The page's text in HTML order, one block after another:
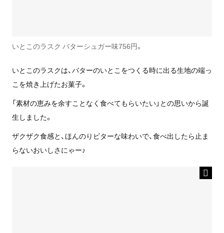
いとこのラスク バターシュガー味756円。
いとこのラスクは、バターのいとこをつくる時に出る生地の端っ
こを焼き上げたお菓子。
「素材の恵みを余すことなく食べてもらいたい」との思いから誕
生しました。
ザクザク食感と、ほんのりビターな味わいで、食べ出したら止ま
らないおいしさにゃー♪